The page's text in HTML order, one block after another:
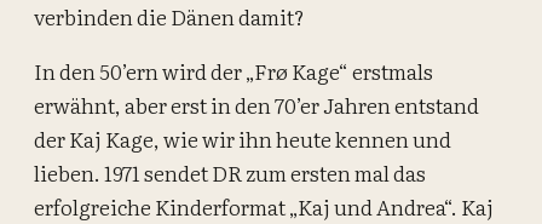
verbinden die Dänen damit?
In den 50’ern wird der „Frø Kage“ erstmals
erwähnt, aber erst in den 70’er Jahren entstand
der Kaj Kage, wie wir ihn heute kennen und
lieben. 1971 sendet DR zum ersten mal das
erfolgreiche Kinderformat „Kaj und Andrea“. Kaj